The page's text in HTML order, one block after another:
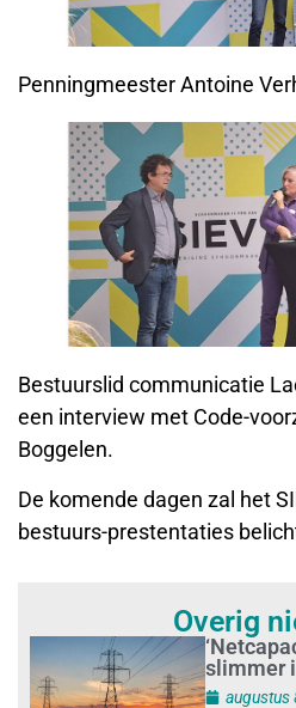
Penningmeester Antoine
Bestuurslid communicatie
een interview met Code-
Boggelen.
De komende dagen zal het
bestuurs-prestentaties
Overig
slimmer
augustus